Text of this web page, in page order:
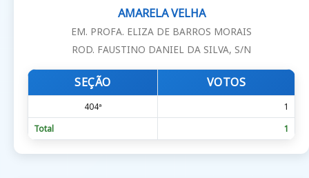
AMARELA VELHA
EM. PROFA. ELIZA DE BARROS MORAIS
ROD. FAUSTINO DANIEL DA SILVA, S/N
SEÇÃO VOTOS
404ª
1
Total
1